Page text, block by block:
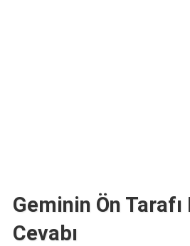
Geminin Ön
Cevabı